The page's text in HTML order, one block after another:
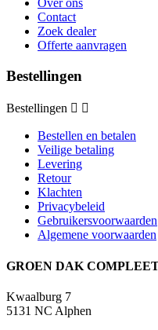
Contact
Zoek dealer
Offerte aanvragen
Bestellingen
Bestellingen  
Bestellen en betalen
Veilige betaling
Levering
Retour
Klachten
Privacybeleid
Gebruikersvoorwaarden
Algemene voorwaarden
GROEN DAK
Kwaalburg 7
5131 NC Alphen